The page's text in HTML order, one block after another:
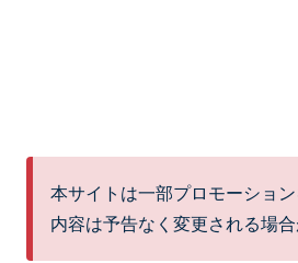
本サイトは一部プロモーショ
内容は予告なく変更される場合